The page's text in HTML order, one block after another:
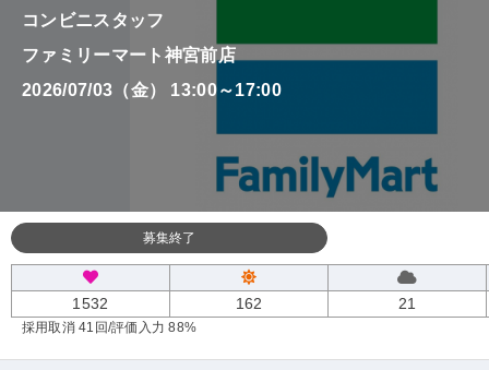
コンビニスタッフ
ファミリーマート神宮前店
2026/07/03（金） 13:00～17:00
募集終了
1532 162 21
採用取消 41回/評価入力 88%